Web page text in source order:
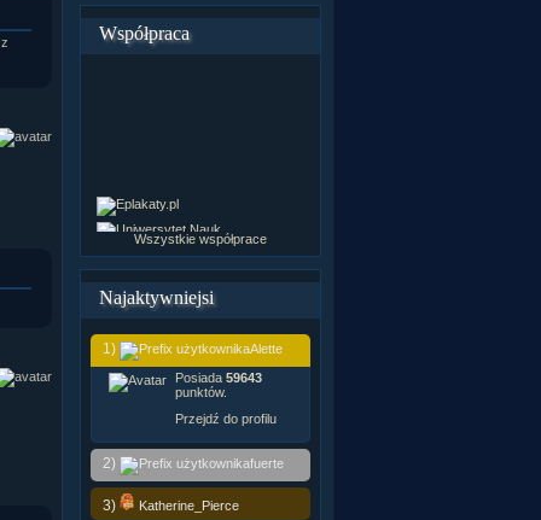
Współpraca
Wszystkie współprace
Najaktywniejsi
1)
Alette
Posiada 59643
punktów.
Przejdź do profilu
2) fuerte
3) Katherine_Pierce